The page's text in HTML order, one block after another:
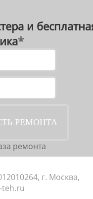
*
ремонта
г. Москва,
teh.ru